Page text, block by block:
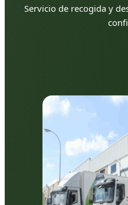
Servicio de recogida y